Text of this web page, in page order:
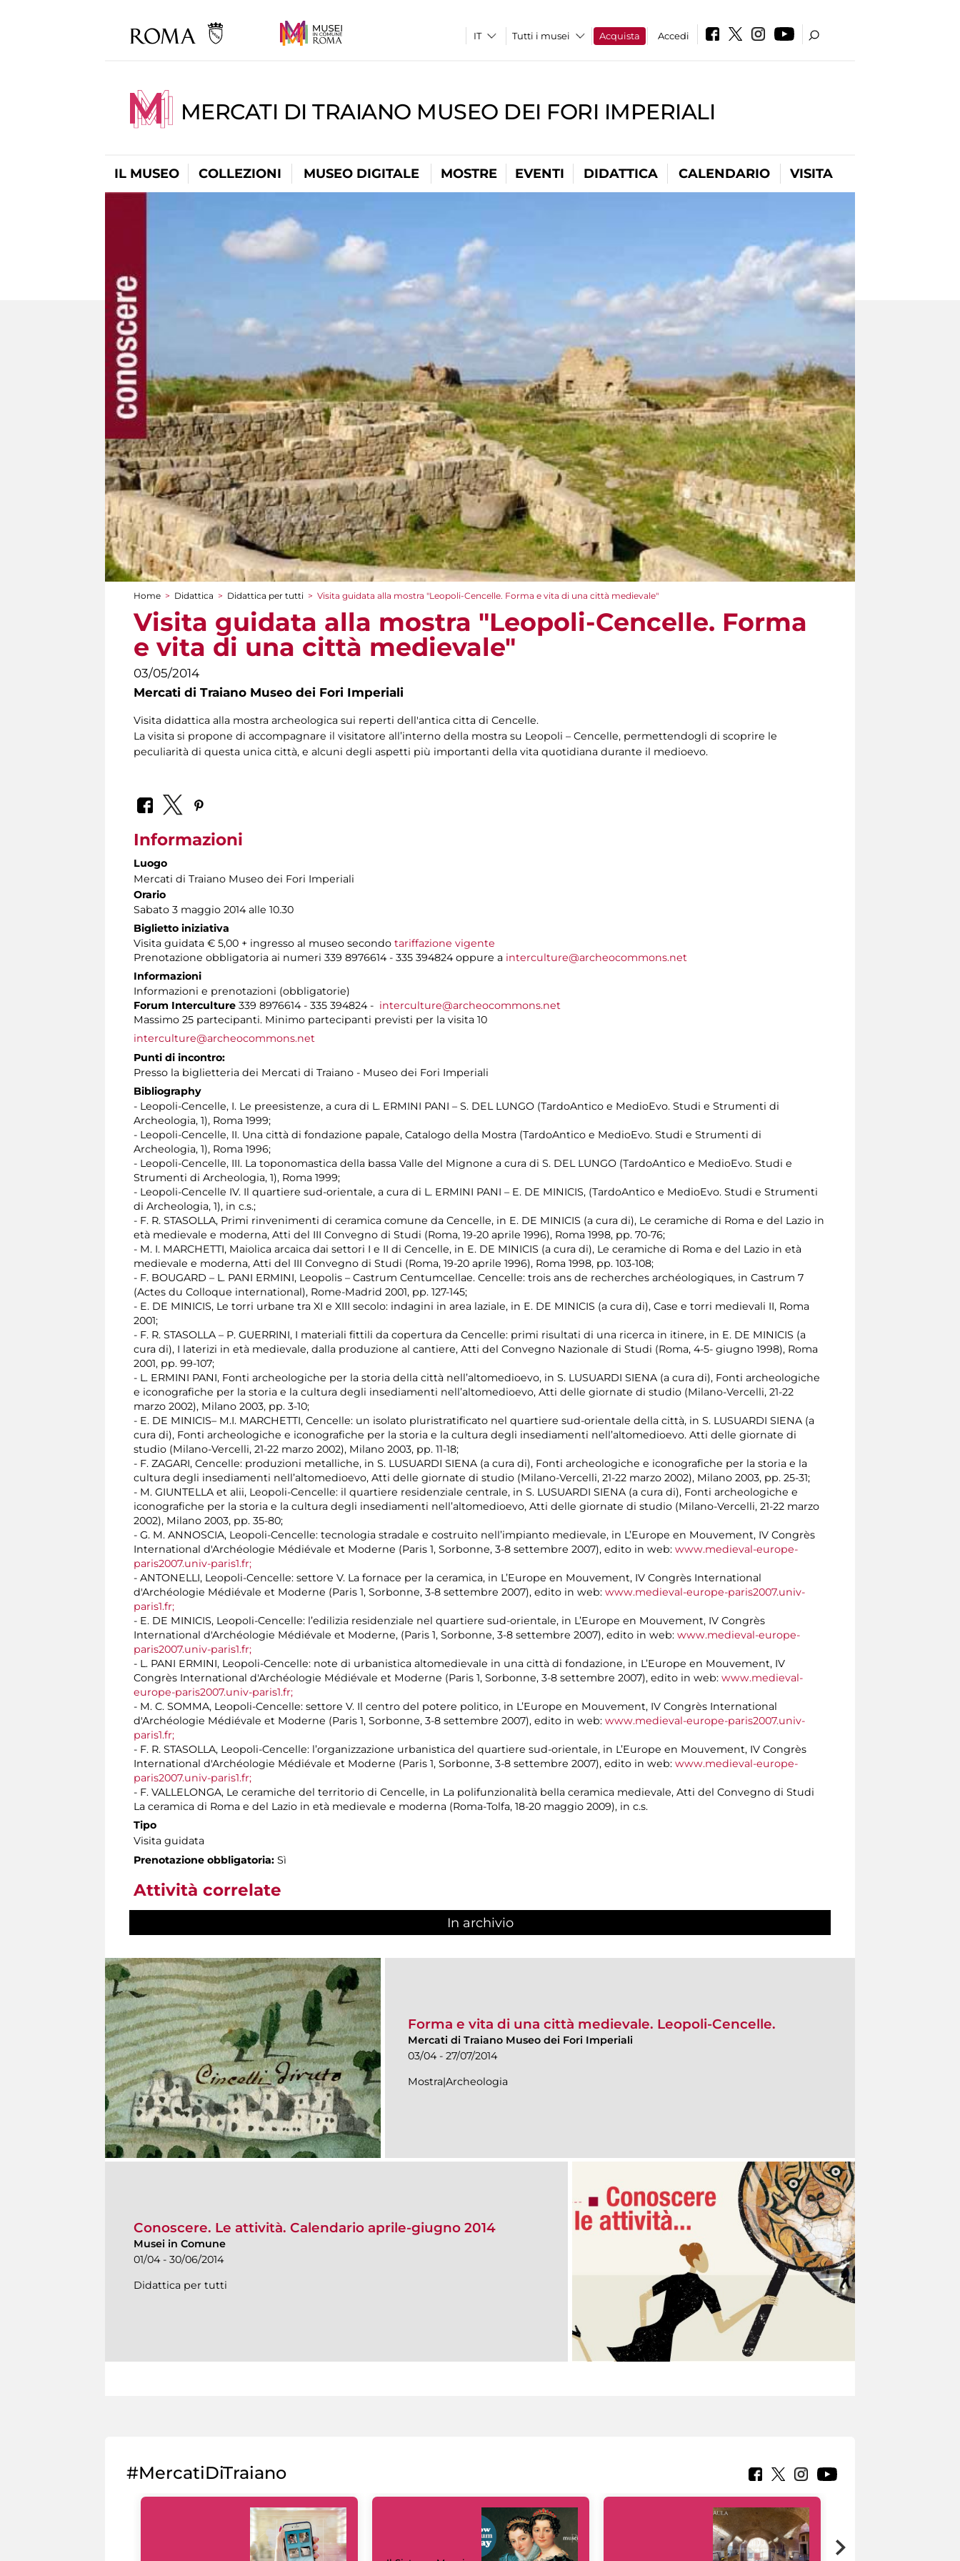
Tutti i musei Acquista Accedi
MERCATI DI TRAIANO MUSEO DEI FORI IMPERIALI
IL MUSEO COLLEZIONI MUSEO DIGITALE MOSTRE EVENTI DIDATTICA CALENDARIO VISITA
Tu sei qui
Home > Didattica > Didattica per tutti > Visita guidata alla mostra "Leopoli-Cencelle. Forma e vita di una città medievale"
Visita guidata alla mostra "Leopoli-Cencelle. Forma
e vita di una città medievale"
03/05/2014
Mercati di Traiano Museo dei Fori Imperiali
Visita didattica alla mostra archeologica sui reperti dell'antica citta di Cencelle.
La visita si propone di accompagnare il visitatore all’interno della mostra su Leopoli – Cencelle, permettendogli di scoprire le
peculiarità di questa unica città, e alcuni degli aspetti più importanti della vita quotidiana durante il medioevo.
Informazioni
Luogo
Mercati di Traiano Museo dei Fori Imperiali
Orario
Sabato 3 maggio 2014 alle 10.30
Biglietto iniziativa
Visita guidata € 5,00 + ingresso al museo secondo tariffazione vigente
Prenotazione obbligatoria ai numeri 339 8976614 - 335 394824 oppure a interculture@archeocommons.net
Informazioni
Informazioni e prenotazioni (obbligatorie)
Forum Interculture 339 8976614 - 335 394824 - interculture@archeocommons.net
Massimo 25 partecipanti. Minimo partecipanti previsti per la visita 10
interculture@archeocommons.net
Punti di incontro:
Presso la biglietteria dei Mercati di Traiano - Museo dei Fori Imperiali
Bibliography
- Leopoli-Cencelle, I. Le preesistenze, a cura di L. ERMINI PANI – S. DEL LUNGO (TardoAntico e MedioEvo. Studi e Strumenti di
Archeologia, 1), Roma 1999;
- Leopoli-Cencelle, II. Una città di fondazione papale, Catalogo della Mostra (TardoAntico e MedioEvo. Studi e Strumenti di
Archeologia, 1), Roma 1996;
- Leopoli-Cencelle, III. La toponomastica della bassa Valle del Mignone a cura di S. DEL LUNGO (TardoAntico e MedioEvo. Studi e
Strumenti di Archeologia, 1), Roma 1999;
- Leopoli-Cencelle IV. Il quartiere sud-orientale, a cura di L. ERMINI PANI – E. DE MINICIS, (TardoAntico e MedioEvo. Studi e Strumenti
di Archeologia, 1), in c.s.;
- F. R. STASOLLA, Primi rinvenimenti di ceramica comune da Cencelle, in E. DE MINICIS (a cura di), Le ceramiche di Roma e del Lazio in
età medievale e moderna, Atti del III Convegno di Studi (Roma, 19-20 aprile 1996), Roma 1998, pp. 70-76;
- M. I. MARCHETTI, Maiolica arcaica dai settori I e II di Cencelle, in E. DE MINICIS (a cura di), Le ceramiche di Roma e del Lazio in età
medievale e moderna, Atti del III Convegno di Studi (Roma, 19-20 aprile 1996), Roma 1998, pp. 103-108;
- F. BOUGARD – L. PANI ERMINI, Leopolis – Castrum Centumcellae. Cencelle: trois ans de recherches archéologiques, in Castrum 7
(Actes du Colloque international), Rome-Madrid 2001, pp. 127-145;
- E. DE MINICIS, Le torri urbane tra XI e XIII secolo: indagini in area laziale, in E. DE MINICIS (a cura di), Case e torri medievali II, Roma
2001;
- F. R. STASOLLA – P. GUERRINI, I materiali fittili da copertura da Cencelle: primi risultati di una ricerca in itinere, in E. DE MINICIS (a
cura di), I laterizi in età medievale, dalla produzione al cantiere, Atti del Convegno Nazionale di Studi (Roma, 4-5- giugno 1998), Roma
2001, pp. 99-107;
- L. ERMINI PANI, Fonti archeologiche per la storia della città nell’altomedioevo, in S. LUSUARDI SIENA (a cura di), Fonti archeologiche
e iconografiche per la storia e la cultura degli insediamenti nell’altomedioevo, Atti delle giornate di studio (Milano-Vercelli, 21-22
marzo 2002), Milano 2003, pp. 3-10;
- E. DE MINICIS– M.I. MARCHETTI, Cencelle: un isolato pluristratificato nel quartiere sud-orientale della città, in S. LUSUARDI SIENA (a
cura di), Fonti archeologiche e iconografiche per la storia e la cultura degli insediamenti nell’altomedioevo. Atti delle giornate di
studio (Milano-Vercelli, 21-22 marzo 2002), Milano 2003, pp. 11-18;
- F. ZAGARI, Cencelle: produzioni metalliche, in S. LUSUARDI SIENA (a cura di), Fonti archeologiche e iconografiche per la storia e la
cultura degli insediamenti nell’altomedioevo, Atti delle giornate di studio (Milano-Vercelli, 21-22 marzo 2002), Milano 2003, pp. 25-31;
- M. GIUNTELLA et alii, Leopoli-Cencelle: il quartiere residenziale centrale, in S. LUSUARDI SIENA (a cura di), Fonti archeologiche e
iconografiche per la storia e la cultura degli insediamenti nell’altomedioevo, Atti delle giornate di studio (Milano-Vercelli, 21-22 marzo
2002), Milano 2003, pp. 35-80;
- G. M. ANNOSCIA, Leopoli-Cencelle: tecnologia stradale e costruito nell’impianto medievale, in L’Europe en Mouvement, IV Congrès
International d'Archéologie Médiévale et Moderne (Paris 1, Sorbonne, 3-8 settembre 2007), edito in web: www.medieval-europe-
paris2007.univ-paris1.fr;
- ANTONELLI, Leopoli-Cencelle: settore V. La fornace per la ceramica, in L’Europe en Mouvement, IV Congrès International
d'Archéologie Médiévale et Moderne (Paris 1, Sorbonne, 3-8 settembre 2007), edito in web: www.medieval-europe-paris2007.univ-
paris1.fr;
- E. DE MINICIS, Leopoli-Cencelle: l’edilizia residenziale nel quartiere sud-orientale, in L’Europe en Mouvement, IV Congrès
International d'Archéologie Médiévale et Moderne, (Paris 1, Sorbonne, 3-8 settembre 2007), edito in web: www.medieval-europe-
paris2007.univ-paris1.fr;
- L. PANI ERMINI, Leopoli-Cencelle: note di urbanistica altomedievale in una città di fondazione, in L’Europe en Mouvement, IV
Congrès International d'Archéologie Médiévale et Moderne (Paris 1, Sorbonne, 3-8 settembre 2007), edito in web: www.medieval-
europe-paris2007.univ-paris1.fr;
- M. C. SOMMA, Leopoli-Cencelle: settore V. Il centro del potere politico, in L’Europe en Mouvement, IV Congrès International
d'Archéologie Médiévale et Moderne (Paris 1, Sorbonne, 3-8 settembre 2007), edito in web: www.medieval-europe-paris2007.univ-
paris1.fr;
- F. R. STASOLLA, Leopoli-Cencelle: l’organizzazione urbanistica del quartiere sud-orientale, in L’Europe en Mouvement, IV Congrès
International d'Archéologie Médiévale et Moderne (Paris 1, Sorbonne, 3-8 settembre 2007), edito in web: www.medieval-europe-
paris2007.univ-paris1.fr;
- F. VALLELONGA, Le ceramiche del territorio di Cencelle, in La polifunzionalità bella ceramica medievale, Atti del Convegno di Studi
La ceramica di Roma e del Lazio in età medievale e moderna (Roma-Tolfa, 18-20 maggio 2009), in c.s.
Tipo
Visita guidata
Prenotazione obbligatoria: Sì
Attività correlate
In archivio
Forma e vita di una città medievale. Leopoli-Cencelle.
Mercati di Traiano Museo dei Fori Imperiali
03/04 - 27/07/2014
Mostra|Archeologia
Conoscere. Le attività. Calendario aprile-giugno 2014
Musei in Comune
01/04 - 30/06/2014
Didattica per tutti
#MercatiDiTraiano